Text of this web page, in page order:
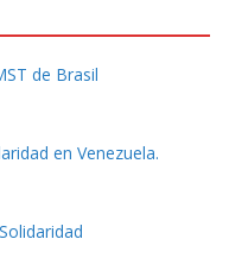
de Brasil
en Venezuela.